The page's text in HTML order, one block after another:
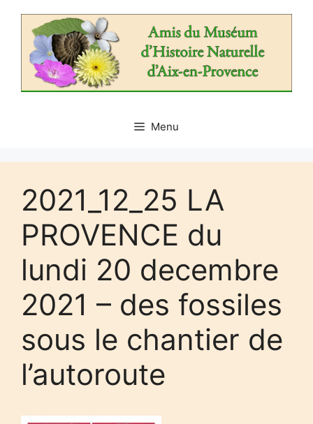
contenu
Menu
2021_12_25 LA
PROVENCE du
lundi 20 decembre
2021 – des fossiles
sous le chantier de
l’autoroute